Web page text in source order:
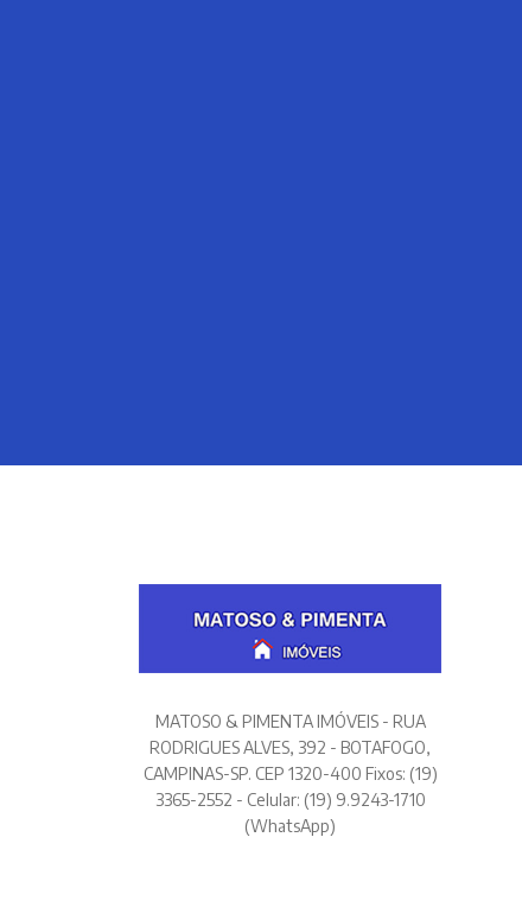
MATOSO & PIMENTA IMÓVEIS - RUA
RODRIGUES ALVES, 392 - BOTAFOGO,
CAMPINAS-SP. CEP 1320-400 Fixos: (19)
3365-2552 - Celular: (19) 9.9243-1710
(WhatsApp)